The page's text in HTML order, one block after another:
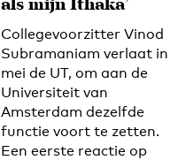
als mijn Ithaka’
Collegevoorzitter Vinod
Subramaniam verlaat in
mei de UT, om aan de
Universiteit van
Amsterdam dezelfde
functie voort te zetten.
Een eerste reactie op